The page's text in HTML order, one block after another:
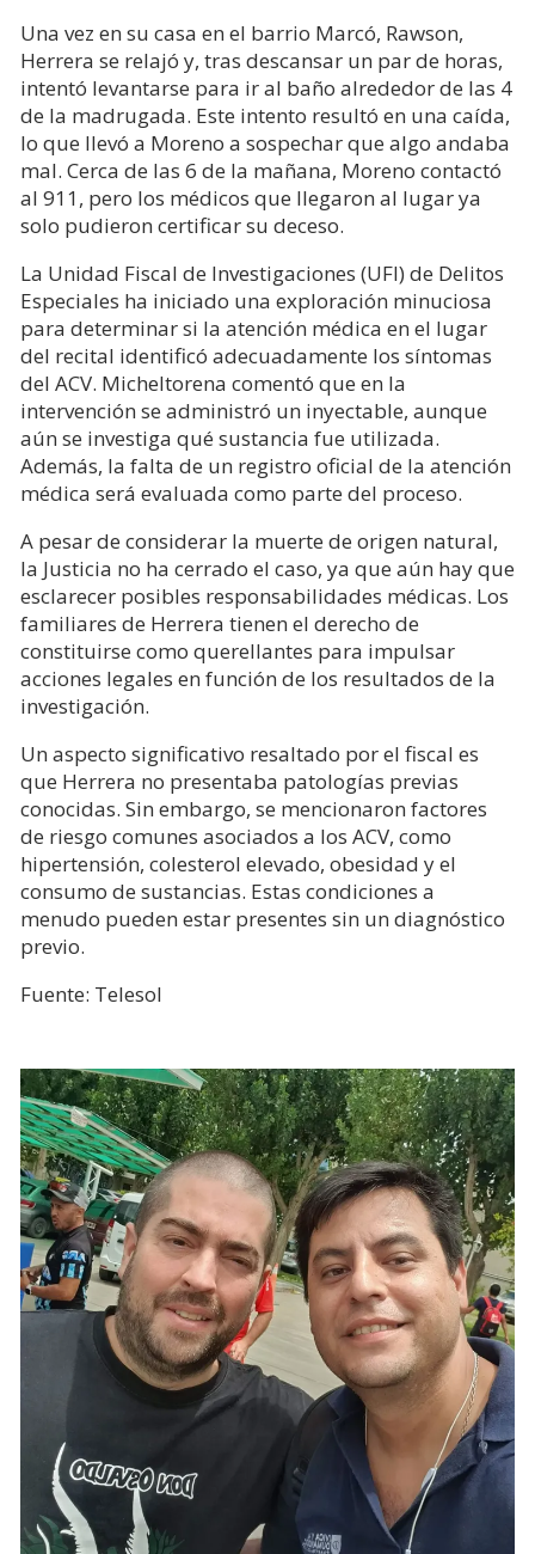
Una vez en su casa en el barrio Marcó, Rawson,
Herrera se relajó y, tras descansar un par de horas,
intentó levantarse para ir al baño alrededor de las 4
de la madrugada. Este intento resultó en una caída,
lo que llevó a Moreno a sospechar que algo andaba
mal. Cerca de las 6 de la mañana, Moreno contactó
al 911, pero los médicos que llegaron al lugar ya
solo pudieron certificar su deceso.
La Unidad Fiscal de Investigaciones (UFI) de Delitos
Especiales ha iniciado una exploración minuciosa
para determinar si la atención médica en el lugar
del recital identificó adecuadamente los síntomas
del ACV. Micheltorena comentó que en la
intervención se administró un inyectable, aunque
aún se investiga qué sustancia fue utilizada.
Además, la falta de un registro oficial de la atención
médica será evaluada como parte del proceso.
A pesar de considerar la muerte de origen natural,
la Justicia no ha cerrado el caso, ya que aún hay que
esclarecer posibles responsabilidades médicas. Los
familiares de Herrera tienen el derecho de
constituirse como querellantes para impulsar
acciones legales en función de los resultados de la
investigación.
Un aspecto significativo resaltado por el fiscal es
que Herrera no presentaba patologías previas
conocidas. Sin embargo, se mencionaron factores
de riesgo comunes asociados a los ACV, como
hipertensión, colesterol elevado, obesidad y el
consumo de sustancias. Estas condiciones a
menudo pueden estar presentes sin un diagnóstico
previo.
Fuente: Telesol